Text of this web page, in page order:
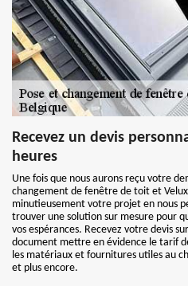
Recevez un devis
heures
Une fois que nous aurons reçu votre
changement de fenêtre de toit et
minutieusement votre projet en nous
trouver une solution sur mesure pour
vos espérances. Recevez votre devis
document mettre en évidence le tarif
les matériaux et fournitures utiles au
et plus encore.